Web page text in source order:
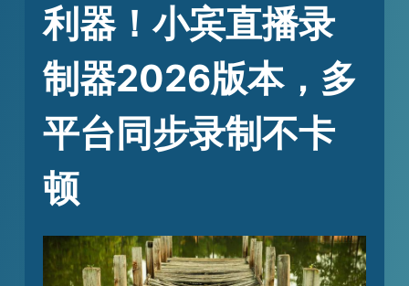
利器！小宾直播录
制器2026版本，多
平台同步录制不卡
顿